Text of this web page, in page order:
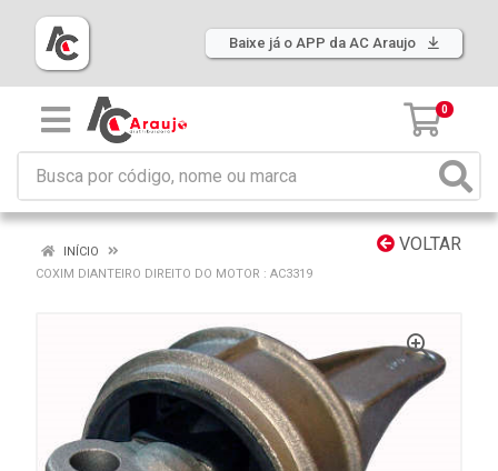
Baixe já o APP da AC Araujo
0
VOLTAR
INÍCIO
COXIM DIANTEIRO DIREITO DO MOTOR : AC3319